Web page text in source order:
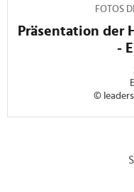
FOTOS
Präsentation der
-
©